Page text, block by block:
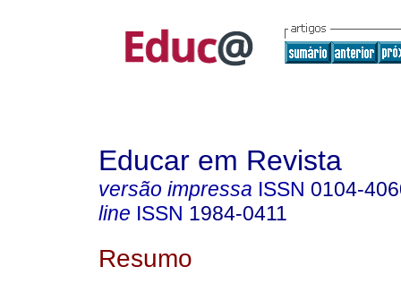
Educar em Revista
versão impressa ISSN 0104-
line ISSN 1984-0411
Resumo